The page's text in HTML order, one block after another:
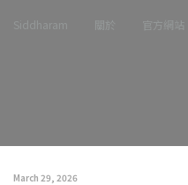
Siddharam 關於 官方網站
March 29, 2026